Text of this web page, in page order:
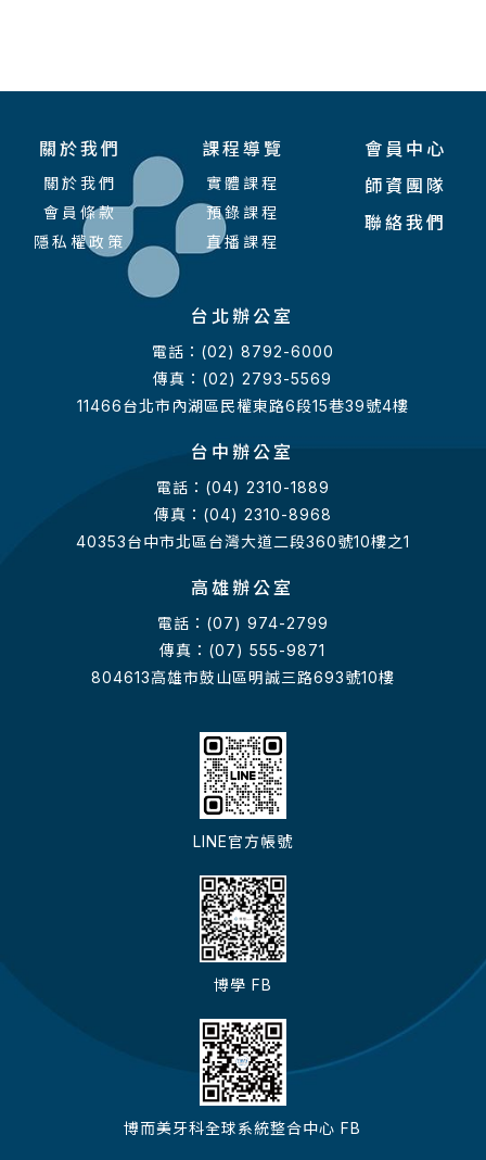
關於我們
關於我們
會員條款
隱私權政策
課程導覽
實體課程
預錄課程
直播課程
會員中心
師資團隊
聯絡我們
台北辦公室
電話：(02) 8792-6000
傳真：(02) 2793-5569
11466台北市內湖區民權東路6段15巷39號4樓
台中辦公室
電話：(04) 2310-1889
傳真：(04) 2310-8968
40353台中市北區台灣大道二段360號10樓之1
高雄辦公室
電話：(07) 974-2799
傳真：(07) 555-9871
804613高雄市鼓山區明誠三路693號10樓
LINE官方帳號
博學 FB
博而美牙科全球系統整合中心 FB